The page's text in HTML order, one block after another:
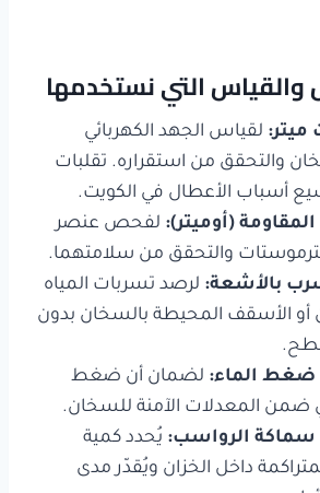
التي نستخدمها
ميتر: لقياس الجهد الكهربائي
والتحقق من استقراره. تقلبات
أسباب الأعطال في الكويت.
(أوميتر): لفحص عنصر
والتحقق من سلامتهما.
بالأشعة: لرصد تسربات المياه
أو الأسقف المحيطة بالسخان بدون
ضغط الماء: لضمان أن ضغط
ضمن المعدلات الآمنة للسخان.
سماكة الرواسب: يُحدد كمية
داخل الخزان ويُقدّر مدى